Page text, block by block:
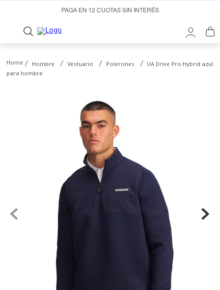
PAGA EN 12 CUOTAS SIN INTERÉS
Hombre Vestuario Polerones
UA Drive Pro Hybrid azul
para hombre